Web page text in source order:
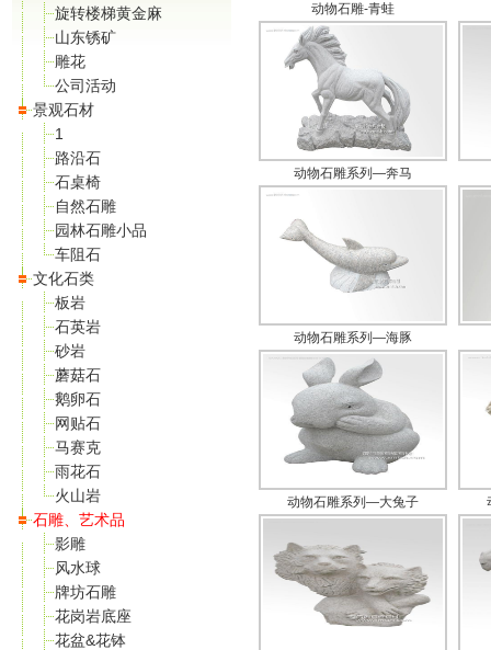
旋转楼梯黄金麻
山东锈矿
雕花
公司活动
景观石材
1
路沿石
石桌椅
自然石雕
园林石雕小品
车阻石
文化石类
板岩
石英岩
砂岩
蘑菇石
鹅卵石
网贴石
马赛克
雨花石
火山岩
石雕、艺术品
影雕
风水球
牌坊石雕
花岗岩底座
花盆&花钵
动物石雕-青蛙
动物石雕系列—奔马
动物石雕系列—海豚
动物石雕系列—大兔子